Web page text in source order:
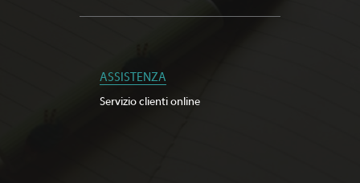
ASSISTENZA
Servizio clienti online